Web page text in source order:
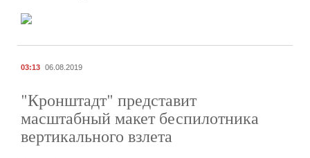
03:13 06.08.2019
"Кронштадт" представит
масштабный макет беспилотника
вертикального взлета